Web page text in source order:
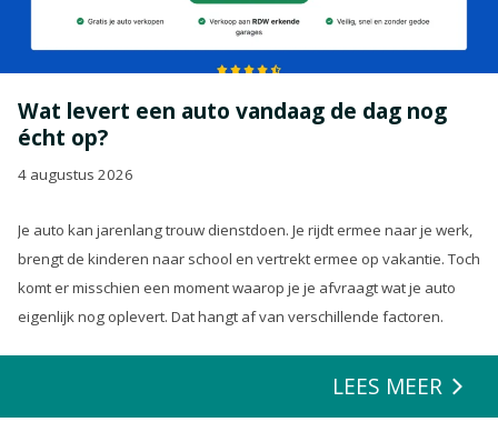
Wat levert een auto vandaag de dag nog
écht op?
4 augustus 2026
Je auto kan jarenlang trouw dienstdoen. Je rijdt ermee naar je werk,
brengt de kinderen naar school en vertrekt ermee op vakantie. Toch
komt er misschien een moment waarop je je afvraagt wat je auto
eigenlijk nog oplevert. Dat hangt af van verschillende factoren.
LEES MEER